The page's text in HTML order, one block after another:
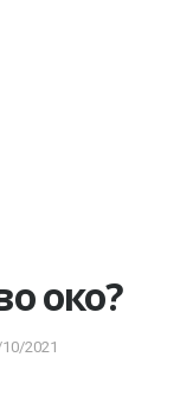
око?
2021